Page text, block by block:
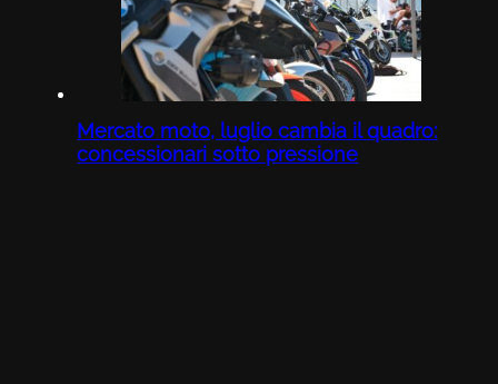
Mercato moto, luglio cambia il quadro:
concessionari sotto pressione